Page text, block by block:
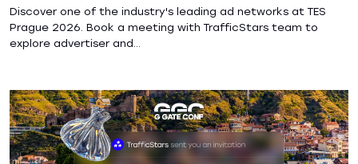
Discover one of the industry's leading ad networks at TES
Prague 2026. Book a meeting with TrafficStars team to
explore advertiser and...